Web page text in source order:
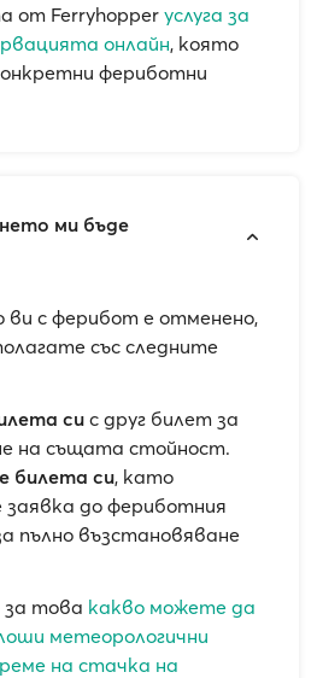
от Ferryhopper услуга за
онлайн, която
фериботни
ми бъде
с ферибот е отменено,
със следните
си с друг билет за
на същата стойност.
билета си, като
до фериботния
пълно възстановяване
за това какво можете да
метеорологични
на стачка на